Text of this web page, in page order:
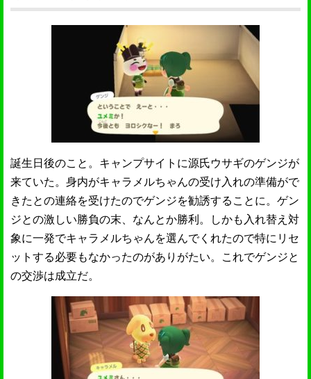
誕生日後のこと。キャンプサイトに源氏ウサギのゲンジが
来ていた。身内がキャラメルちゃんの受け入れの準備がで
きたとの連絡を受けたのでゲンジを勧誘することに。ゲン
ジとの激しい勝負の末、なんとか勝利。しかも入れ替え対
象に一発でキャラメルちゃんを選んでくれたので特にリセ
ットする必要もなかったのがありがたい。これでゲンジと
の交渉は成立だ。